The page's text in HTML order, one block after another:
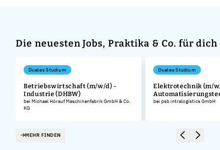
Die neuesten Jobs, Praktika & Co. für dich
Duales Studium
Betriebswirtschaft (m/w/d) -
Industrie (DHBW)
bei Michael Hörauf Maschinenfabrik GmbH & Co.
KG
Duales Studium
Elektrotechnik (m/
bei psb intralogistics GmbH
MEHR FINDEN